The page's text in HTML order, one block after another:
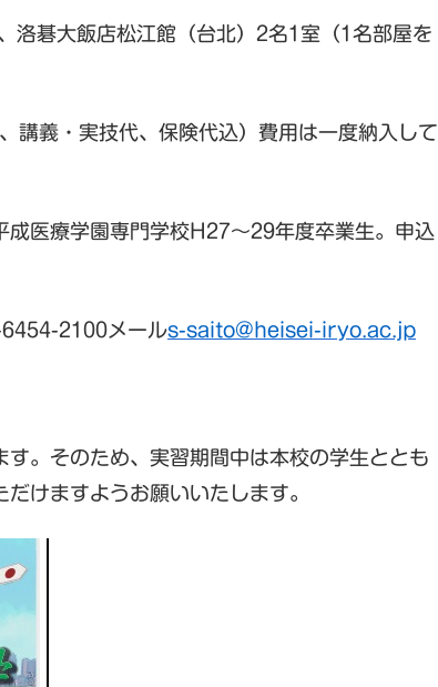
碁大飯店松江館（台北）2名1室（1名部屋を
義・実技代、保険代込）費用は一度納入して
医療学園専門学校H27～29年度卒業生。申込
2100メールs-saito@heisei-iryo.ac.jp
そのため、実習期間中は本校の学生ととも
けますようお願いいたします。